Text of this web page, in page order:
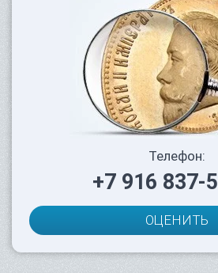
Телефон:
+7 916 837-
ОЦЕНИТЬ